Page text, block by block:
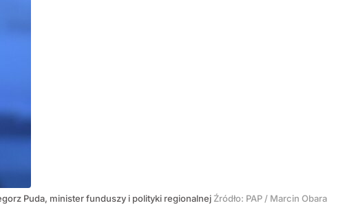
Puda, minister funduszy i polityki regionalnej Źródło: PAP / Marcin Obara